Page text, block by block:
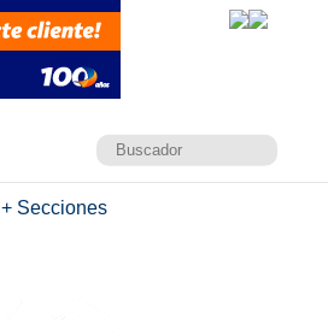
+ Secciones